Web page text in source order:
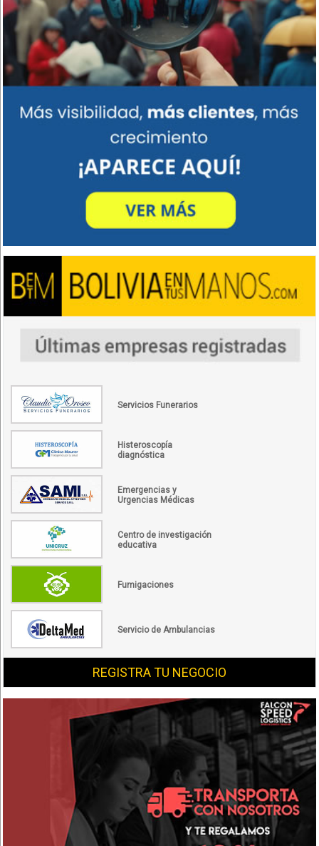
Servicios Funerarios
Histeroscopía
diagnóstica
Emergencias y
Urgencias Médicas
Centro de investigación
educativa
Fumigaciones
Servicio de Ambulancias
REGISTRA TU NEGOCIO